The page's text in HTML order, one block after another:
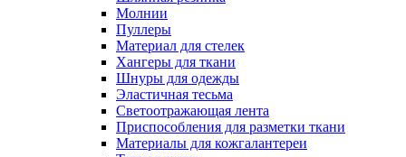
Молнии
Пуллеры
Материал для стелек
Хангеры для ткани
Шнуры для одежды
Эластичная тесьма
Светоотражающая лента
Приспособления для разметки ткани
Материалы для кожгалантереи